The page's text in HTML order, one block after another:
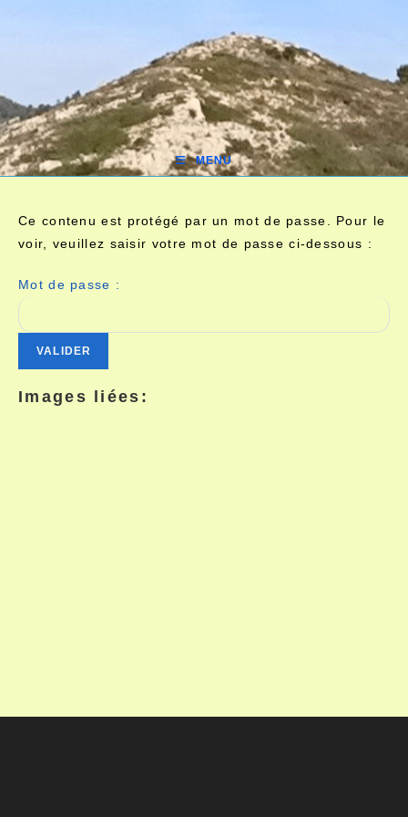
MENU
Ce contenu est protégé par un mot de passe. Pour le
voir, veuillez saisir votre mot de passe ci-dessous :
Mot de passe :
Images liées: